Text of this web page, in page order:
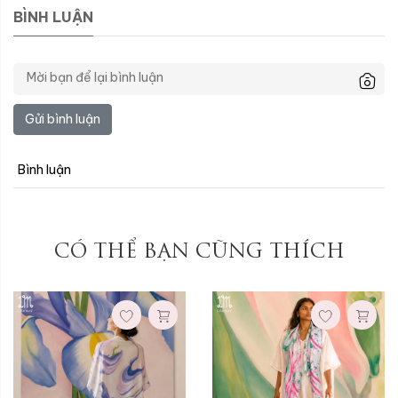
BÌNH LUẬN
Gửi bình luận
Bình luận
CÓ THỂ BẠN CŨNG THÍCH
90x90cm